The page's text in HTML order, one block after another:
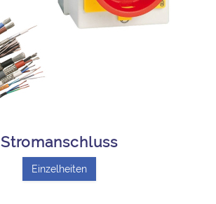
Stromanschluss
Einzelheiten